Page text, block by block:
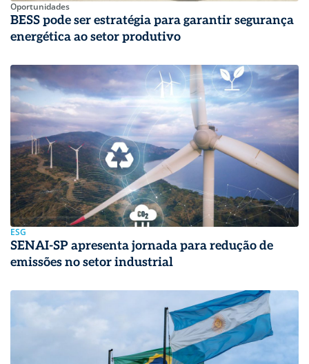
Oportunidades
BESS pode ser estratégia para garantir segurança
energética ao setor produtivo
ESG
SENAI-SP apresenta jornada para redução de
emissões no setor industrial